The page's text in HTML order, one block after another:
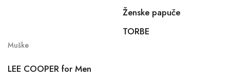
Ženske papuče
TORBE
Muške
LEE COOPER for Men